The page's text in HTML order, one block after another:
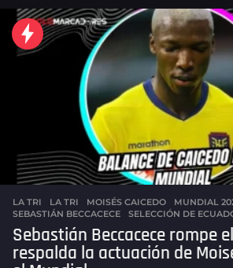
m
a
a
s
a
o
LA TRI LA TRI ,MOISÉS CAICEDO ,MUNDIAL
SEBASTIÁN BECCACECE
,SELECCIÓN DE
Sebastián Beccacece rompe
respalda la actuación de